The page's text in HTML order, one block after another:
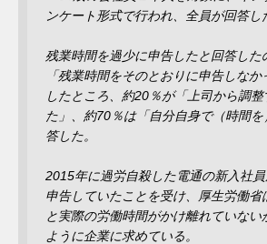
ンケート形式で行われ、全員が回答し
残業時間を過少に申告したと回答した
「残業時間をそのとおりに申告しな
したところ、約20％が「上司から調
た」、約70％は「自分自身で（時間
答した。
2015年に過労自殺した電通の新入社
申告していたことを受け、厚生労働省
と実際の労働時間がかけ離れていない
ように企業に求めている。